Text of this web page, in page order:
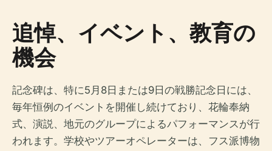
追悼、イベント、教育の
機会
記念碑は、特に5月8日または9日の戦勝記念日には、
毎年恒例のイベントを開催し続けており、花輪奉納
式、演説、地元のグループによるパフォーマンスが行
われます。学校やツアーオペレーターは、フス派博物